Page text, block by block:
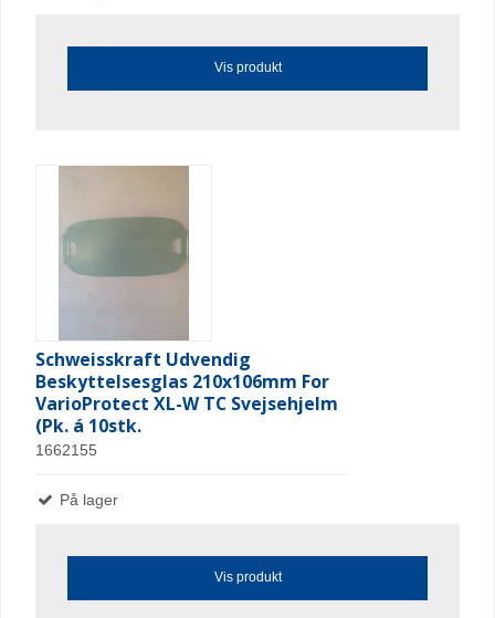
Vis produkt
Schweisskraft Udvendig
Beskyttelsesglas 210x106mm For
VarioProtect XL-W TC Svejsehjelm
(Pk. á 10stk.
1662155
På lager
Vis produkt